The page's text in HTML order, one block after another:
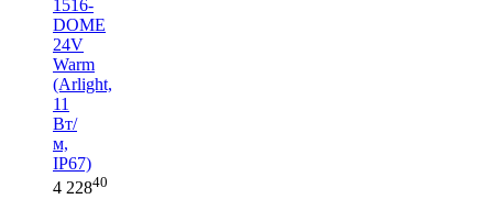
1516-
DOME
24V
Warm
(Arlight,
11
Вт/
м,
IP67)
4 22840